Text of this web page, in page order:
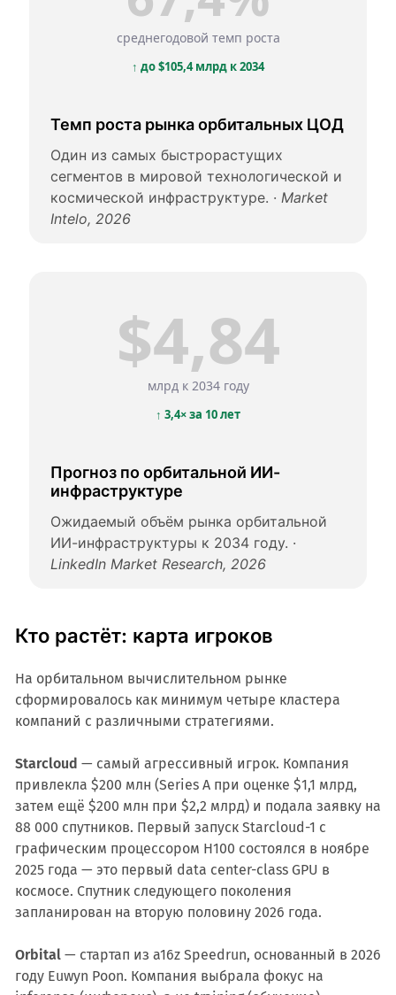
среднегодовой темп роста
↑ до $105,4 млрд к 2034
Темп роста рынка орбитальных ЦОД
Один из самых быстрорастущих
сегментов в мировой технологической и
космической инфраструктуре. · Market
Intelo, 2026
$4,84
млрд к 2034 году
↑ 3,4× за 10 лет
Прогноз по орбитальной ИИ-
инфраструктуре
Ожидаемый объём рынка орбитальной
ИИ-инфраструктуры к 2034 году. ·
LinkedIn Market Research, 2026
Кто растёт: карта игроков
На орбитальном вычислительном рынке
сформировалось как минимум четыре кластера
компаний с различными стратегиями.
Starcloud — самый агрессивный игрок. Компания
привлекла $200 млн (Series A при оценке $1,1 млрд,
затем ещё $200 млн при $2,2 млрд) и подала заявку на
88 000 спутников. Первый запуск Starcloud-1 с
графическим процессором H100 состоялся в ноябре
2025 года — это первый data center-class GPU в
космосе. Спутник следующего поколения
запланирован на вторую половину 2026 года.
Orbital— стартап из a16z Speedrun, основанный в 2026
году Euwyn Poon. Компания выбрала фокус на